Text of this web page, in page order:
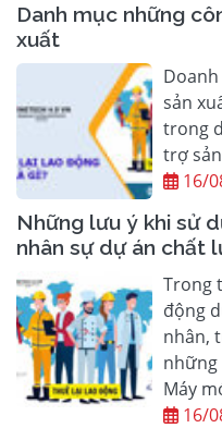
Danh mục những
xuất
sản
trong
trợ
16/
Những lưu ý khi sử
nhân sự dự án chất lượng
dụng lao động có
của doanh nghiệp?
Trong
động
nhân,
những
Máy
16/